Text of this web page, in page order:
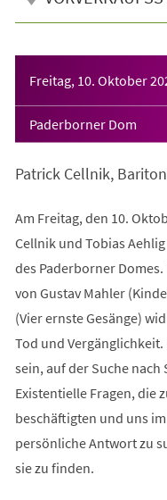
Freitag, 10. Oktober
Paderborner Dom
Patrick Cellnik,
Am Freitag, den 10.
Cellnik und Tobias
des Paderborner
von Gustav Mahler
(Vier ernste Gesänge)
Tod und
sein, auf der Suche
Existentielle Fragen, die
beschäftigten und uns
persönliche Antwort zu
sie zu finden.